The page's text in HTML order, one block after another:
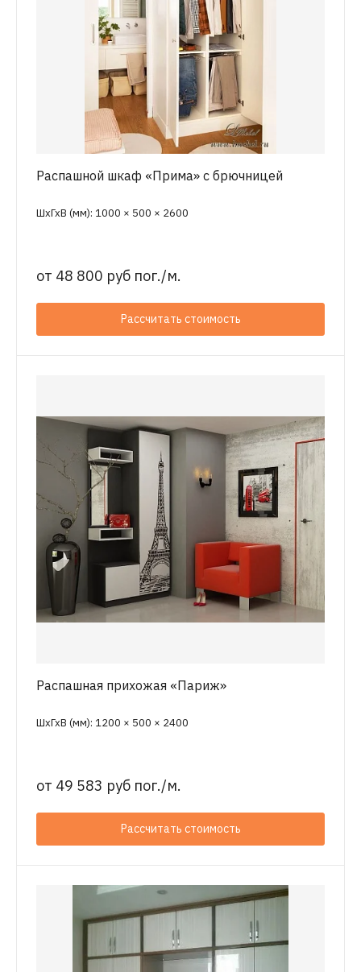
Распашной шкаф «Прима» с брючницей
ШхГхВ (мм): 1000 × 500 × 2600
от 48 800 руб пог./м.
Рассчитать стоимость
Распашная прихожая «Париж»
ШхГхВ (мм): 1200 × 500 × 2400
от 49 583 руб пог./м.
Рассчитать стоимость